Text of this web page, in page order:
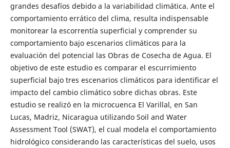
grandes desafíos debido a la variabilidad climática. Ante el
comportamiento errático del clima, resulta indispensable
monitorear la escorrentía superficial y comprender su
comportamiento bajo escenarios climáticos para la
evaluación del potencial las Obras de Cosecha de Agua. El
objetivo de este estudio es comparar el escurrimiento
superficial bajo tres escenarios climáticos para identificar el
impacto del cambio climático sobre dichas obras. Este
estudio se realizó en la microcuenca El Varillal, en San
Lucas, Madriz, Nicaragua utilizando Soil and Water
Assessment Tool (SWAT), el cual modela el comportamiento
hidrológico considerando las características del suelo, usos